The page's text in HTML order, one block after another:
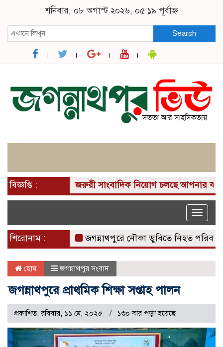
শনিবার, ০৮ অগাস্ট ২০২৬, ০৫:১৯ পূর্বাহ্ন
Search
বিজ্ঞপ্তি : জরুরী সাংবাদিক নিয়োগ চলছে আপনার কাছে
Toggle
শিরোনাম : জগন্নাথপুরে নৌকা ডুবিতে নিহত পরিবারের
হোম জগন্নাথপুর সংবাদ
জগন্নাথপুরে প্রাথমিক শিক্ষা সপ্তাহ পালন
প্রকাশিত: রবিবার, ১১ মে, ২০২৫ ১৩০ বার পড়া হয়েছে